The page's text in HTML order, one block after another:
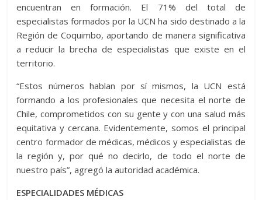
encuentran en formación. El 71% del total de
especialistas formados por la UCN ha sido destinado a la
Región de Coquimbo, aportando de manera significativa
a reducir la brecha de especialistas que existe en el
territorio.
“Estos números hablan por sí mismos, la UCN está
formando a los profesionales que necesita el norte de
Chile, comprometidos con su gente y con una salud más
equitativa y cercana. Evidentemente, somos el principal
centro formador de médicas, médicos y especialistas de
la región y, por qué no decirlo, de todo el norte de
nuestro país”, agregó la autoridad académica.
ESPECIALIDADES MÉDICAS